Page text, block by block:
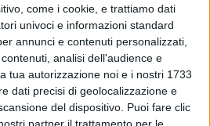
come i cookie, e trattiamo dati
univoci e informazioni standard
annunci e contenuti personalizzati,
analisi dell'audience e
tua autorizzazione noi e i nostri 1733
dati precisi di geolocalizzazione e
del dispositivo. Puoi fare clic
album e Forum: “Non
vada tutto bene”
post, l’artista spiega le
spinto a bloccare il nuovo
di Sanremo: “Ma non mollo,
questo progetto”